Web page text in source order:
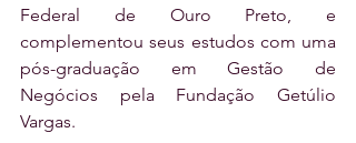
Federal de Ouro Preto, e
complementou seus estudos com uma
pós-graduação em Gestão de
Negócios pela Fundação Getúlio
Vargas.